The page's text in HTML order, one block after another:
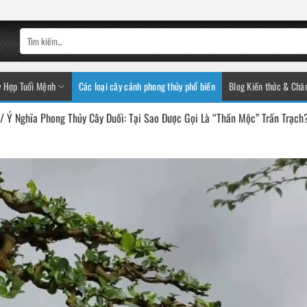
Hợp Tuổi Mệnh Các loại cây cảnh phong thủy phổ biến Blog Kiến thức &
/Ý Nghĩa Phong Thủy Cây Duối: Tại Sao Được Gọi Là “Thần Mộc” Trấn